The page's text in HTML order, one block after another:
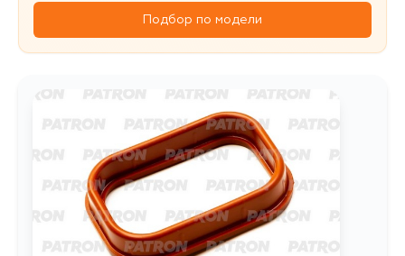
Подбор по модели